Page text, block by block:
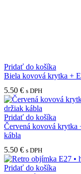
Pridať do košíka
Biela kovová krytka +
5.50 € s DPH
Pridať do košíka
Červená kovová
kábla
5.50 € s DPH
Pridať do košíka